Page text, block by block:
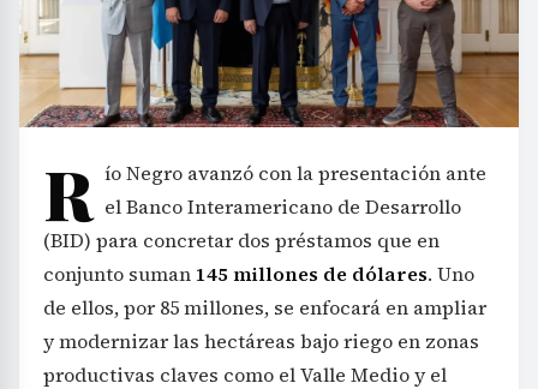
R ío Negro avanzó con la presentación ante
el Banco Interamericano de Desarrollo
(BID) para concretar dos préstamos que en
conjunto suman 145 millones de dólares. Uno
de ellos, por 85 millones, se enfocará en ampliar
y modernizar las hectáreas bajo riego en zonas
productivas claves como el Valle Medio y el